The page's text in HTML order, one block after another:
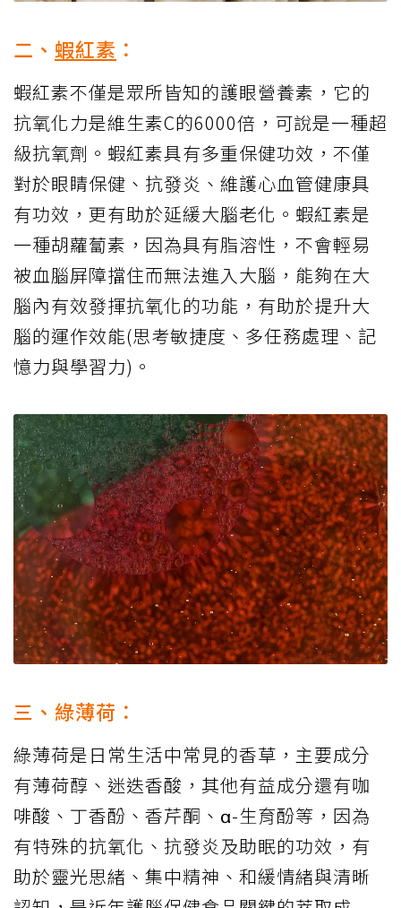
二、 蝦紅素 ：
蝦紅素不僅是眾所皆知的護眼營養素，它的
抗氧化力是維生素C的6000倍，可說是一種超
級抗氧劑。蝦紅素具有多重保健功效，不僅
對於眼睛保健、抗發炎、維護心血管健康具
有功效，更有助於延緩大腦老化。蝦紅素是
一種胡蘿蔔素，因為具有脂溶性，不會輕易
被血腦屏障擋住而無法進入大腦，能夠在大
腦內有效發揮抗氧化的功能，有助於提升大
腦的運作效能(思考敏捷度、多任務處理、記
憶力與學習力)。
三、綠薄荷：
綠薄荷是日常生活中常見的香草，主要成分
有薄荷醇、迷迭香酸，其他有益成分還有咖
啡酸、丁香酚、香芹酮、α-生育酚等，因為
有特殊的抗氧化、抗發炎及助眠的功效，有
助於靈光思緒、集中精神、和緩情緒與清晰